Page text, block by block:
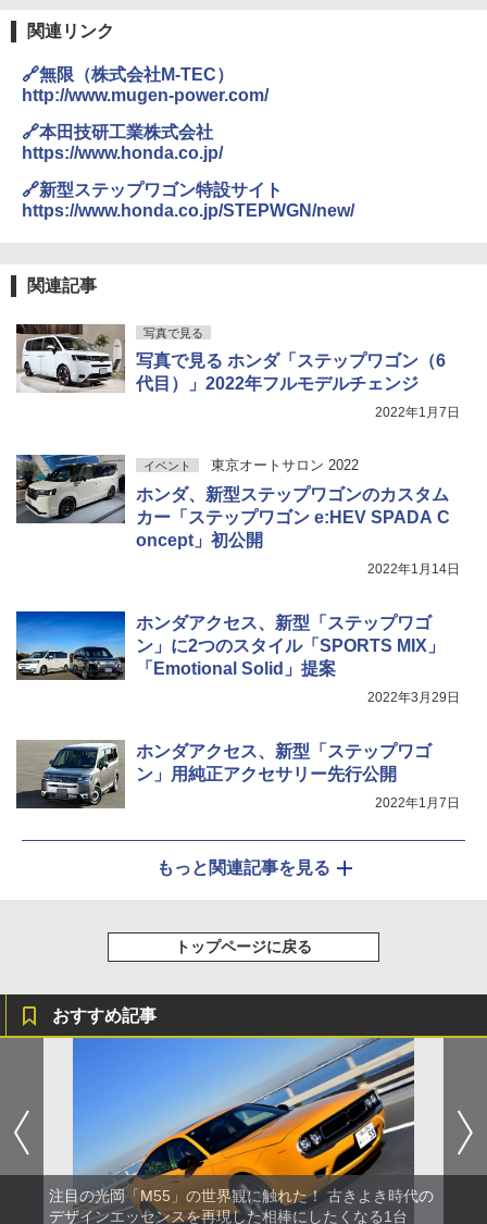
関連リンク
🔗無限（株式会社M-TEC）
http://www.mugen-power.com/
🔗本田技研工業株式会社
https://www.honda.co.jp/
🔗新型ステップワゴン特設サイト
https://www.honda.co.jp/STEPWGN/new/
関連記事
写真で見る
写真で見る ホンダ「ステップワゴン（6
代目）」2022年フルモデルチェンジ
2022年1月7日
イベント 東京オートサロン 2022
ホンダ、新型ステップワゴンのカスタム
カー「ステップワゴン e:HEV SPADA C
oncept」初公開
2022年1月14日
ホンダアクセス、新型「ステップワゴ
ン」に2つのスタイル「SPORTS MIX」
「Emotional Solid」提案
2022年3月29日
ホンダアクセス、新型「ステップワゴ
ン」用純正アクセサリー先行公開
2022年1月7日
もっと関連記事を見る
トップページに戻る
おすすめ記事
注目の光岡「M55」の世界観に触れた！ 古きよき時代の
デザインエッセンスを再現した相棒にしたくなる1台